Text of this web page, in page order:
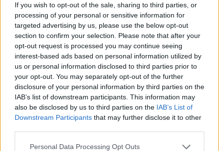
If you wish to opt-out of the sale, sharing to third parties, or
processing of your personal or sensitive information for
targeted advertising by us, please use the below opt-out
section to confirm your selection. Please note that after your
opt-out request is processed you may continue seeing
interest-based ads based on personal information utilized by
us or personal information disclosed to third parties prior to
your opt-out. You may separately opt-out of the further
disclosure of your personal information by third parties on the
IAB’s list of downstream participants. This information may
also be disclosed by us to third parties on the IAB’s List of
Downstream Participants that may further disclose it to other
Please note that this website/app uses one or more Google
Personal Data Processing Opt Outs
oro en Milan-Cortina 2026 ante Canadá
Estados Unidos ganó 2-1 a Canadá en Milan-Cortina…
DEPORTES